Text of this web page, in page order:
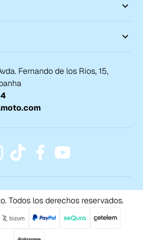
Fernando de los Ríos, 15,
Todos los derechos reservados.